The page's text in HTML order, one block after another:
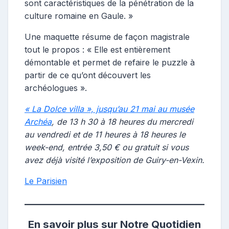
sont caractéristiques de la pénétration de la
culture romaine en Gaule. »
Une maquette résume de façon magistrale
tout le propos : « Elle est entièrement
démontable et permet de refaire le puzzle à
partir de ce qu’ont découvert les
archéologues ».
« La Dolce villa », jusqu’au 21 mai au musée
Archéa, de 13 h 30 à 18 heures du mercredi
au vendredi et de 11 heures à 18 heures le
week-end, entrée 3,50 € ou gratuit si vous
avez déjà visité l’exposition de Guiry-en-Vexin.
Le Parisien
En savoir plus sur Notre Quotidien